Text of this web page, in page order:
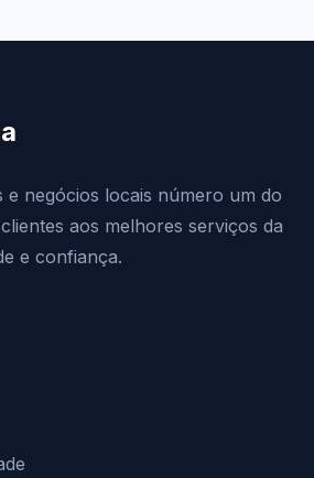
e negócios locais número um do
aos melhores serviços da
e confiança.